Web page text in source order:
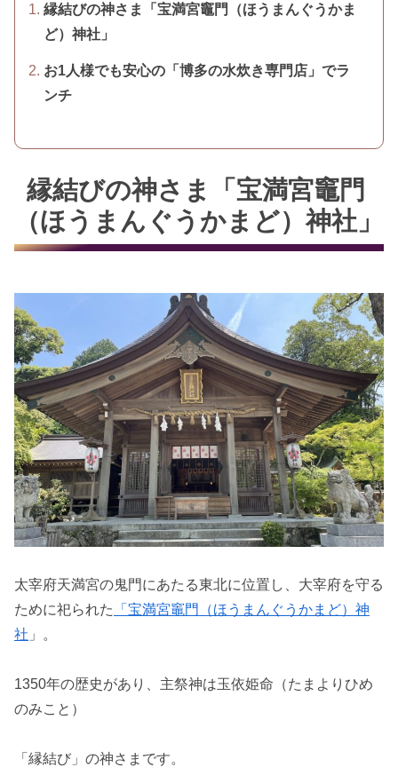
縁結びの神さま「宝満宮竈門（ほうまんぐうかま
ど）神社」
お1人様でも安心の「博多の水炊き専門店」でラ
ンチ
縁結びの神さま「宝満宮竈門
（ほうまんぐうかまど）神社」
太宰府天満宮の鬼門にあたる東北に位置し、大宰府を守る
ために祀られた
「宝満宮竈門（ほうまんぐうかまど）神
社 」。
1350年の歴史があり、主祭神は玉依姫命（たまよりひめ
のみこと）
「縁結び」の神さまです。